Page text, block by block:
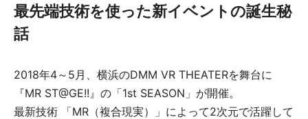
最先端技術を使った新イベントの誕生秘
話
2018年4～5月、横浜のDMM VR THEATERを舞台に
『MR ST@GE!!』の「1st SEASON」が開催。
最新技術 「MR（複合現実）」によって2次元で活躍して